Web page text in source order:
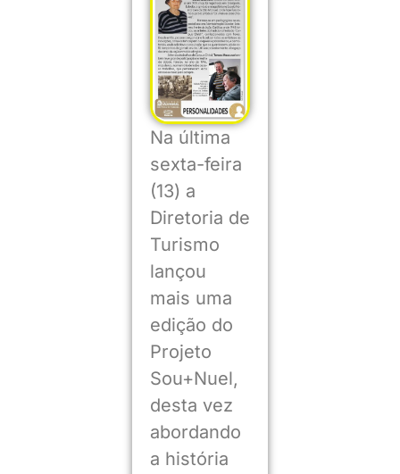
Na última
sexta-feira
(13) a
Diretoria de
Turismo
lançou
mais uma
edição do
Projeto
Sou+Nuel,
desta vez
abordando
a história